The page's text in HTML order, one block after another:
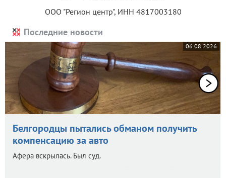
ООО "Регион центр", ИНН 4817003180
Последние новости
06.08.2026
Белгородцы пытались обманом получить
компенсацию за авто
Афера вскрылась. Был суд.